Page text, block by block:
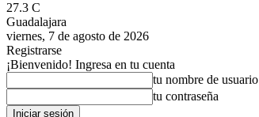
27.3 C
Guadalajara
viernes, 7 de agosto de 2026
Registrarse
¡Bienvenido! Ingresa en tu cuenta
tu nombre de usuario
tu contraseña